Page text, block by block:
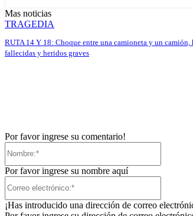
Mas noticias
TRAGEDIA
RUTA 14 Y 18: Choque entre una camioneta y un camión,
fallecidas y heridos graves
Por favor ingrese su comentario!
Por favor ingrese su nombre aquí
¡Has introducido una dirección de correo